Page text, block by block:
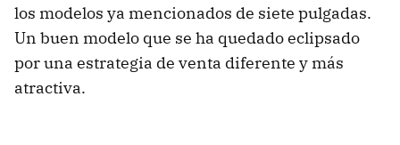
los modelos ya mencionados de siete pulgadas.
Un buen modelo que se ha quedado eclipsado
por una estrategia de venta diferente y más
atractiva.